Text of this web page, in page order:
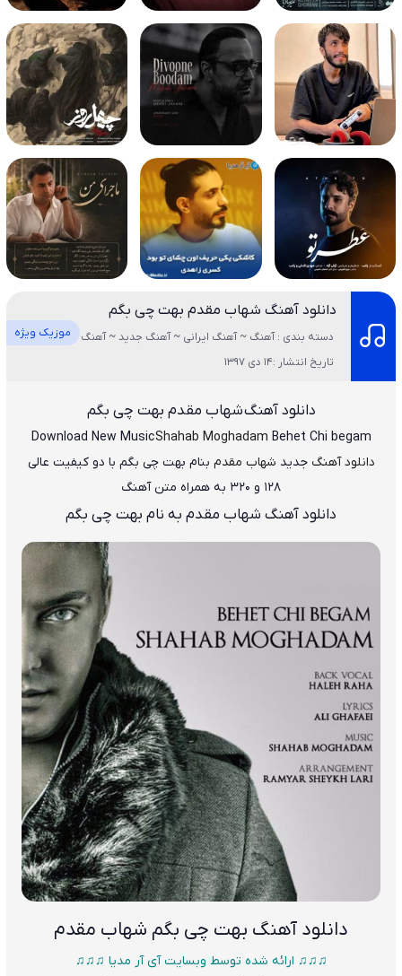
دانلود آهنگ شهاب مقدم بهت چی بگم
موزیک ویژه
دسته بندی : آهنگ ~ آهنگ ایرانی ~ آهنگ جدید ~ آهنگ غمگین ~ ویژه
تاریخ انتشار :14 دی 1397
دانلود آهنگشهاب مقدم بهت چی بگم
Download New MusicShahab Moghadam Behet Chi begam
دانلود آهنگ جدید شهاب مقدم بنام بهت چی بگم با دو کیفیت عالی
۱۲۸ و ۳۲۰ به همراه متن آهنگ
دانلود آهنگ شهاب مقدم به نام بهت چی بگم
دانلود آهنگ بهت چی بگم شهاب مقدم
♫♫♫ ارائه شده توسط وبسایت آی آر مدیا ♫♫♫